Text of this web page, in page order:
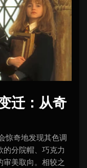
迁：从奇
惊奇地发现其色调
的分院帽、巧克力
美取向。相较之